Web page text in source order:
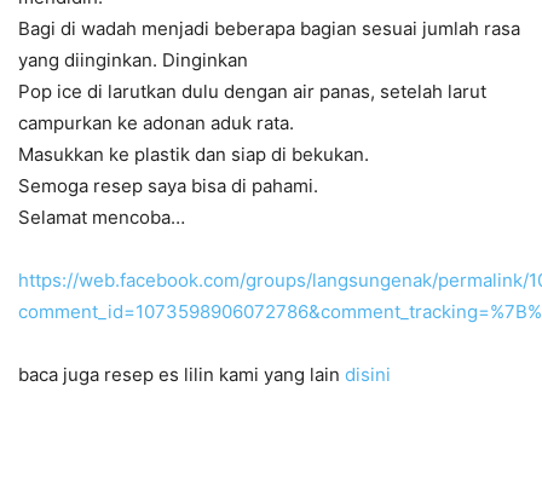
Bagi di wadah menjadi beberapa bagian sesuai jumlah rasa
yang diinginkan. Dinginkan
Pop ice di larutkan dulu dengan air panas, setelah larut
campurkan ke adonan aduk rata.
Masukkan ke plastik dan siap di bekukan.
Semoga resep saya bisa di pahami.
Selamat mencoba…
https://web.facebook.com/groups/langsungenak/permalink/
baca juga resep es lilin kami yang lain disini